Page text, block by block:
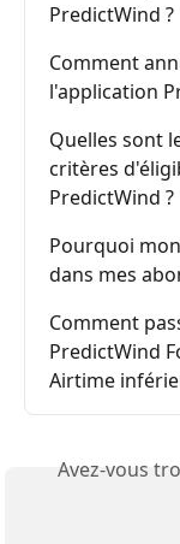
PredictWind ?
Comment
l'application
Quelles sont
critères
PredictWind ?
Pourquoi
dans mes
Comment
PredictWind
Airtime
Avez-vous